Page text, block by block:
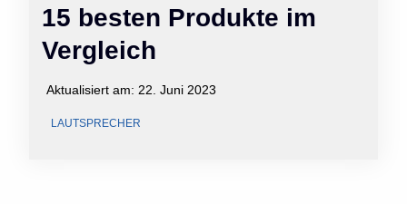
15 besten Produkte im
Vergleich
Aktualisiert am: 22. Juni 2023
LAUTSPRECHER